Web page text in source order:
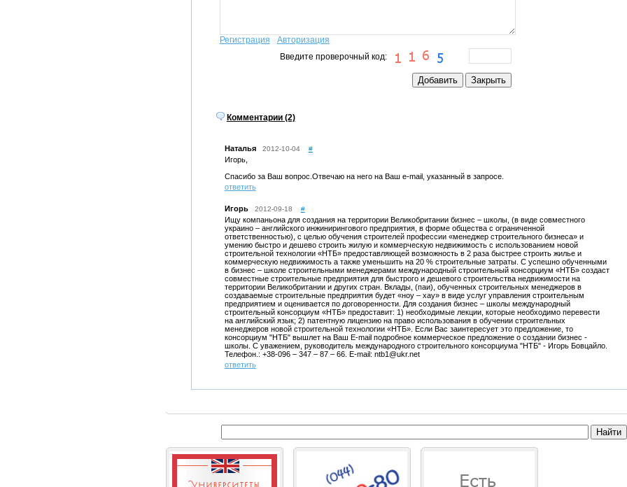
Регистрация
Авторизация
Введите проверочный код:
Комментарии (2)
Наталья 2012-10-04 #
Игорь,
Спасибо за Ваш вопрос.Отвечаю на него на Ваш e-mail, указанный в запросе.
ответить
Игорь 2012-09-18 #
Ищу компаньона для создания на территории Великобритании бизнес – школы, (в виде совместного
украино – английского инжинирингового предприятия, в форме общества с ограниченной
ответственностью), с целью обучения строителей профессии «менеджер строительного бизнеса» и
умению быстро и дешево строить жилую и коммерческую недвижимость с использованием новой
строительной технологии «НТБ» предоставляющей возможность в 2 раза быстрее строить жилье и
коммерческую недвижимость а также уменьшить на 20 % строительные затраты. С успешно обученными
в бизнес – школе строительными менеджерами международный строительный консорциум «НТБ» создаст
совместные строительные предприятия для быстрого и дешевого строительства недвижимости на
территории Великобритании и других стран. Вклады, (паи), обученных строительных менеджеров в
создаваемые строительные предприятия будет «ноу – хау» в виде услуг управления строительным
предприятием и оценивается по договоренности. Для создания бизнес – школы международный
строительный консорциум «НТБ» предоставит: 1) необходимые лекции, которые необходимо перевести
на английский язык; 2) патентную лицензию на право использования в обучении строительных
менеджеров новой строительной технологии «НТБ». Если Вас заинтересует это предложение, то
консорциум "НТБ" вышлет на Ваш E-mail подробное коммерческое предложение о создании бизнес -
школы. С уважением, руководитель международного строительного консорциума "НТБ" - Игорь Бовцайло.
Телефон.: +38-096 – 347 – 87 – 66. E-mail: ntb1@ukr.net
ответить